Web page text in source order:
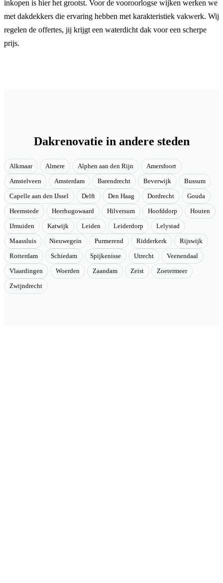
inkopen is hier het grootst. Voor de vooroorlogse wijken werken we
met dakdekkers die ervaring hebben met karakteristiek vakwerk. Wij
regelen de offertes, jij krijgt een waterdicht dak voor een scherpe
prijs.
Dakrenovatie in andere steden
Alkmaar Almere Alphen aan den Rijn Amersfoort
Amstelveen Amsterdam Barendrecht Beverwijk Bussum
Capelle aan den IJssel Delft Den Haag Dordrecht Gouda
Heemstede Heerhugowaard Hilversum Hoofddorp Houten
IJmuiden Katwijk Leiden Leiderdorp Lelystad
Maassluis Nieuwegein Purmerend Ridderkerk Rijswijk
Rotterdam Schiedam Spijkenisse Utrecht Veenendaal
Vlaardingen Woerden Zaandam Zeist Zoetermeer
Zwijndrecht